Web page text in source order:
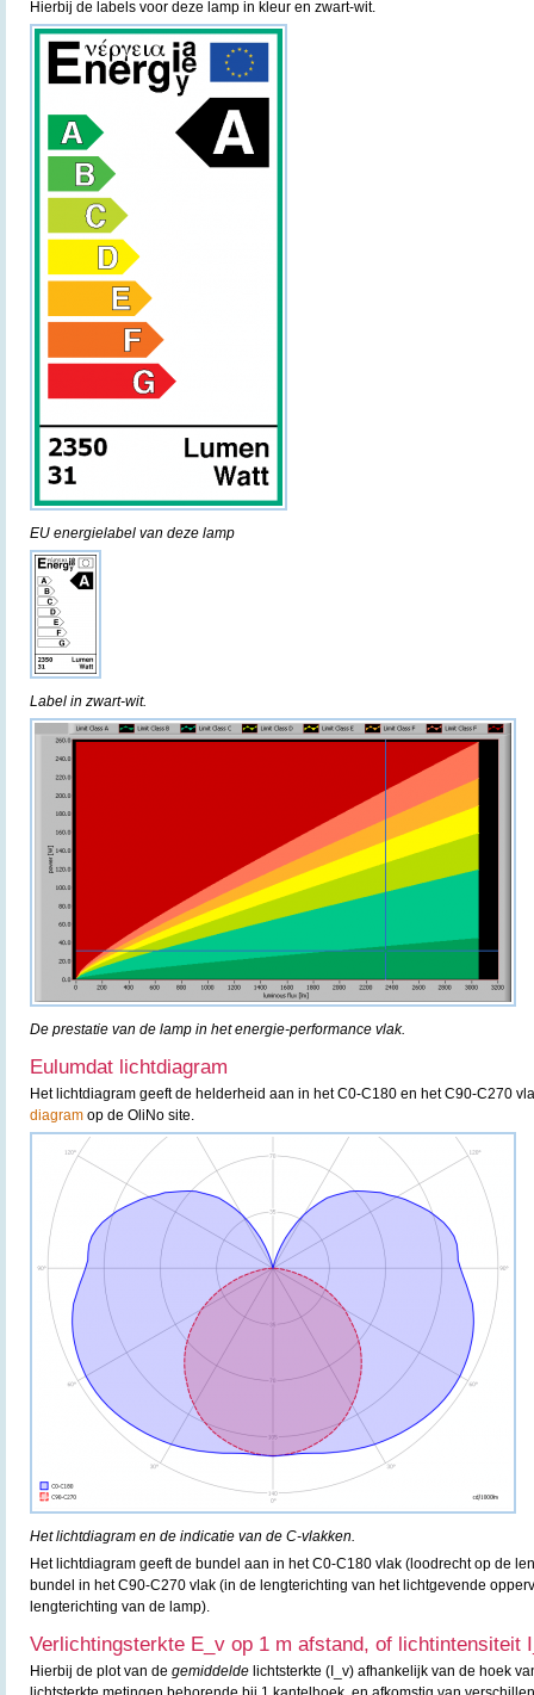
Hierbij de labels voor deze lamp in kleur en zwart-wit.
EU energielabel van deze lamp
Label in zwart-wit.
De prestatie van de lamp in het energie-performance vlak.
Eulumdat lichtdiagram
Het lichtdiagram geeft de helderheid aan in het C0-C180 en het C90-C270
diagram op de OliNo site.
Het lichtdiagram en de indicatie van de C-vlakken.
Het lichtdiagram geeft de bundel aan in het C0-C180 vlak (loodrecht op de
bundel in het C90-C270 vlak (in de lengterichting van het lichtgevende
lengterichting van de lamp).
Verlichtingsterkte E_v op 1 m afstand, of lichtintensiteit
Hierbij de plot van de gemiddelde lichtsterkte (I_v) afhankelijk van de hoek